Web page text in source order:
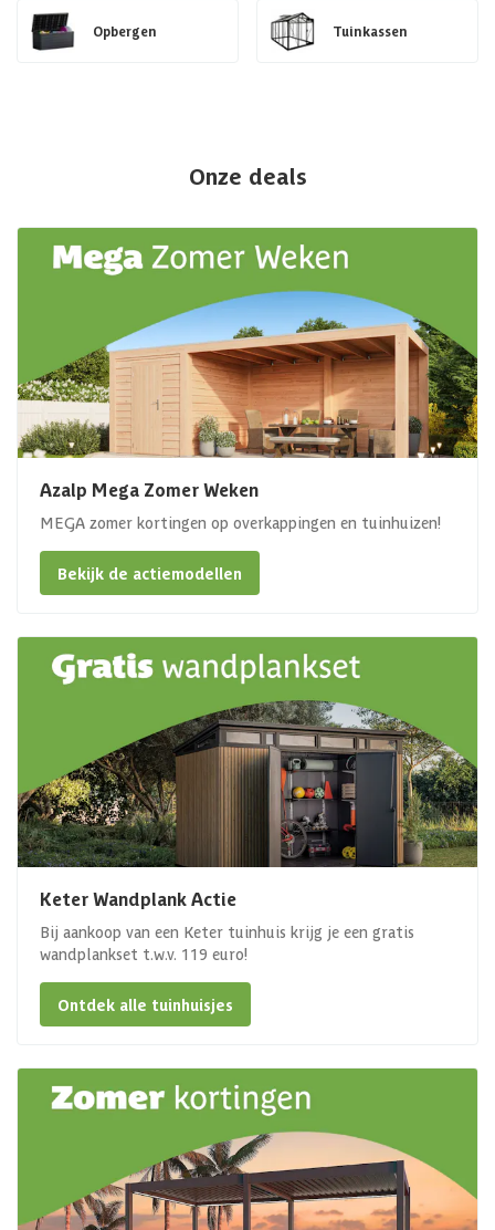
Opbergen Tuinkassen
Onze deals
Azalp Mega Zomer Weken
MEGA zomer kortingen op overkappingen en tuinhuizen!
Bekijk de actiemodellen
Keter Wandplank Actie
Bij aankoop van een Keter tuinhuis krijg je een gratis
wandplankset t.w.v. 119 euro!
Ontdek alle tuinhuisjes